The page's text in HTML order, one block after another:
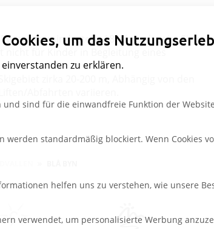
mindestens 18 Jahre alt sein. Sie
nicht für Kinder in Begleitung eines
Abfahrten variieren.
um das
zu erklären.
und sind für die einwandfreie Funktion der
standardmäßig blockiert. Wenn Cookies
helfen uns zu verstehen, wie unsere
verwendet, um personalisierte Werbung